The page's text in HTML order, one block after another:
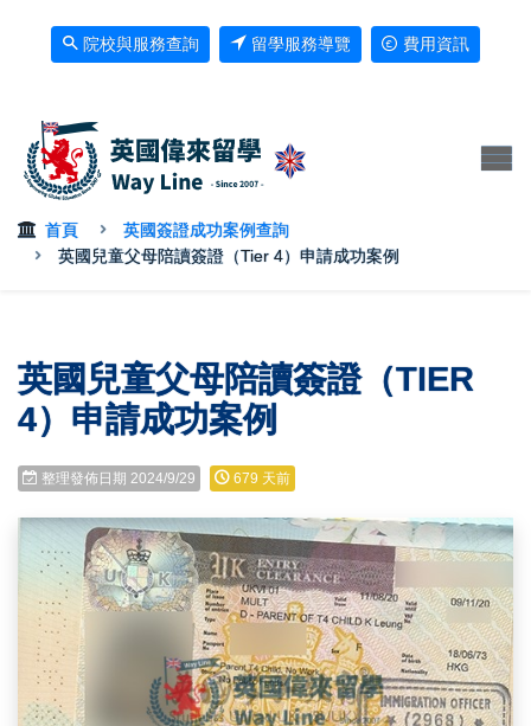
院校與服務查詢 留學服務導覽 費用資訊
首頁
英國簽證成功案例查詢
英國兒童父母陪讀簽證（Tier 4）申請成功案例
英國兒童父母陪讀簽證（TIER
4）申請成功案例
整理發佈日期 2024/9/29 679 天前